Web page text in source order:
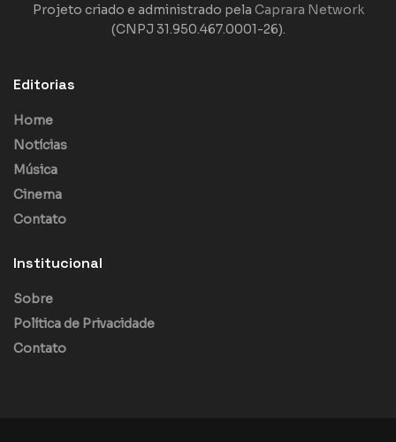
Projeto criado e administrado pela Caprara Network
(CNPJ 31.950.467.0001-26).
Editorias
Home
Notícias
Música
Cinema
Contato
Institucional
Sobre
Política de Privacidade
Contato